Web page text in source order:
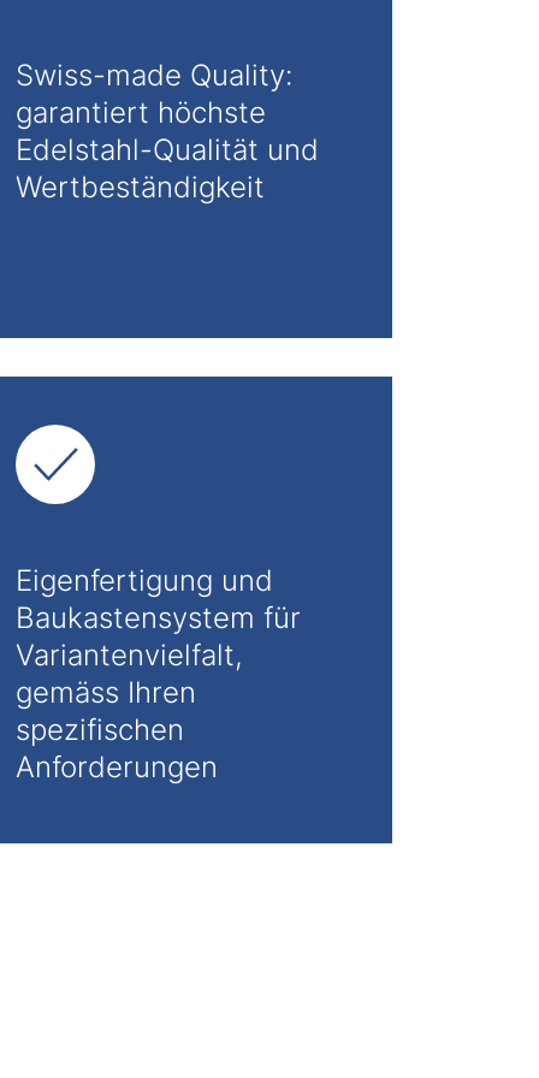
Swiss-made Quality:
garantiert höchste
Edelstahl-Qualität und
Wertbeständigkeit
Eigenfertigung und
Baukastensystem für
Variantenvielfalt,
gemäss Ihren
spezifischen
Anforderungen